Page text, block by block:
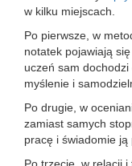
w kilku miejscach.
Po pierwsze, w
notatek pojawiają
uczeń sam
myślenie i
Po drugie, w
zamiast samych
pracę i świadomie ją